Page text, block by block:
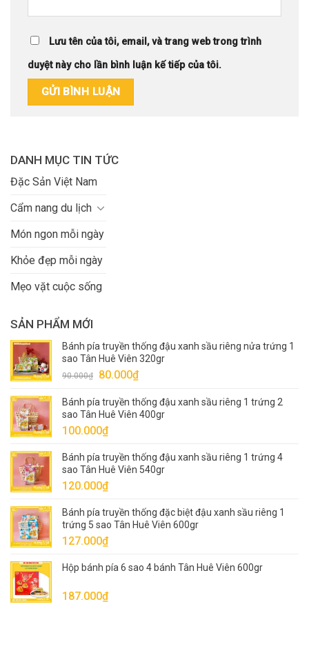
Lưu tên của tôi, email, và trang web trong trình
duyệt này cho lần bình luận kế tiếp của tôi.
DANH MỤC TIN TỨC
Đặc Sản Việt Nam
Cẩm nang du lịch
Món ngon mỗi ngày
Khỏe đẹp mỗi ngày
Mẹo vặt cuộc sống
SẢN PHẨM MỚI
Bánh pía truyền thống đậu xanh sầu riêng nửa trứng 1
sao Tân Huê Viên 320gr
90.000₫
Giá
là:
90.000₫.
80.000₫Giá
tại
là:
Bánh pía truyền thống đậu xanh sầu riêng 1 trứng 2
sao Tân Huê Viên 400gr
100.000₫
Bánh pía truyền thống đậu xanh sầu riêng 1 trứng 4
sao Tân Huê Viên 540gr
120.000₫
Bánh pía truyền thống đặc biệt đậu xanh sầu riêng 1
trứng 5 sao Tân Huê Viên 600gr
127.000₫
Hộp bánh pía 6 sao 4 bánh Tân Huê Viên 600gr
187.000₫